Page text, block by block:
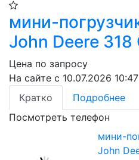
мини-
John Deere 318
Цена по запросу
На сайте с 10.07.2026 10:47
Кратко
Подробнее
Посмотреть телефон
мини-
John